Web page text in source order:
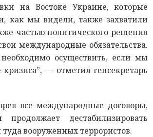
на Востоке Украине, которые
как мы видели, также захватили
частью политического решения
международные обязательства.
осуществить, если мы
— отметил генсекретарь
все международные договоры,
дестабилизировать
вооруженных террористов.